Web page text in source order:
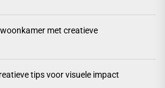
met creatieve
tips voor visuele impact